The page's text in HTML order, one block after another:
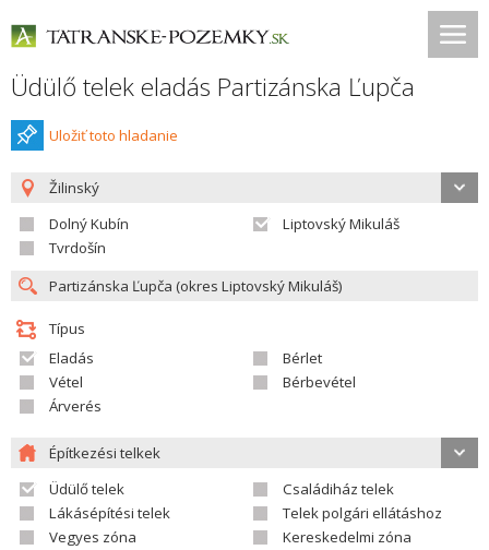
Üdülő telek eladás Partizánska Ľupča
Uložiť toto hladanie
Žilinský
Dolný Kubín
Liptovský Mikuláš
Tvrdošín
Típus
Eladás
Bérlet
Vétel
Bérbevétel
Árverés
Építkezési telkek
Üdülő telek
Családiház telek
Lákásépítési telek
Telek polgári ellátáshoz
Vegyes zóna
Kereskedelmi zóna